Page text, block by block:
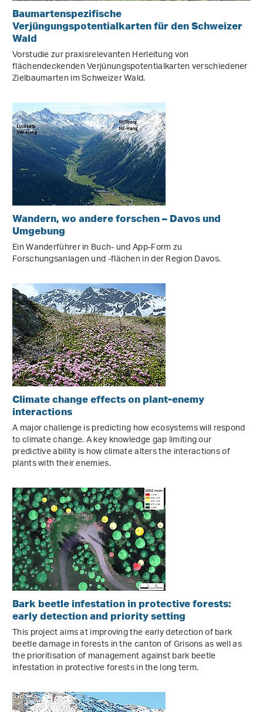
Baumartenspezifische
Verjüngungspotentialkarten für den Schweizer
Wald
Vorstudie zur praxisrelevanten Herleitung von
flächendeckenden Verjünungspotentialkarten verschiedener
Zielbaumarten im Schweizer Wald.
Wandern, wo andere forschen – Davos und
Umgebung
Ein Wanderführer in Buch- und App-Form zu
Forschungsanlagen und -flächen in der Region Davos.
Climate change effects on plant-enemy
interactions
A major challenge is predicting how ecosystems will respond
to climate change. A key knowledge gap limiting our
predictive ability is how climate alters the interactions of
plants with their enemies.
Bark beetle infestation in protective forests:
early detection and priority setting
This project aims at improving the early detection of bark
beetle damage in forests in the canton of Grisons as well as
the prioritisation of management against bark beetle
infestation in protective forests in the long term.